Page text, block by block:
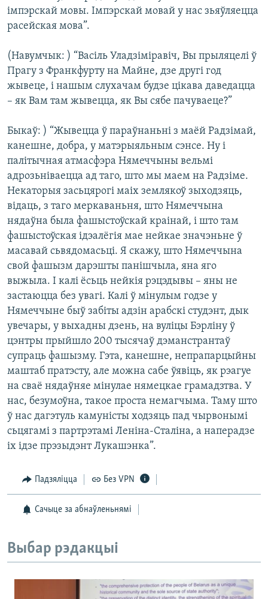
імпэрскай мовы. Імпэрскай мовай у нас зьяўляецца
расейская мова”.
(Навумчык: ) “Васіль Уладзіміравіч, Вы прыляцелі ў
Прагу з Франкфурту на Майне, дзе другі год
жывеце, і нашым слухачам будзе цікава даведацца
– як Вам там жывецца, як Вы сябе пачуваеце?”
Быкаў: ) “Жывецца ў параўнаньні з маёй Радзімай,
канешне, добра, у матэрыяльным сэнсе. Ну і
палітычная атмасфэра Нямеччыны вельмі
адрозьніваецца ад таго, што мы маем на Радзіме.
Некаторыя засьцярогі маіх землякоў зыходзяць,
відаць, з таго меркаваньня, што Нямеччына
нядаўна была фашыстоўскай краінай, і што там
фашыстоўская ідэалёгія мае нейкае значэньне ў
масавай сьвядомасьці. Я скажу, што Нямеччына
свой фашызм дарэшты панішчыла, яна яго
выжыла. І калі ёсьць нейкія рэцэдывы – яны не
застаюцца без увагі. Калі ў мінулым годзе у
Нямеччыне быў забіты адзін арабскі студэнт, дык
увечары, у выхадны дзень, на вуліцы Бэрліну ў
цэнтры прыйшло 200 тысячаў дэманстрантаў
супраць фашызму. Гэта, канешне, непрапарцыйны
маштаб пратэсту, але можна сабе ўявіць, як рэагуе
на сваё нядаўняе мінулае нямецкае грамадзтва. У
нас, безумоўна, такое проста немагчыма. Таму што
ў нас дагэтуль камуністы ходзяць пад чырвонымі
сьцягамі з партрэтамі Леніна-Сталіна, а наперадзе
іх ідзе прэзыдэнт Лукашэнка”.
Падзяліцца Без VPN
Сачыце за абнаўленьнямі
Выбар рэдакцыі